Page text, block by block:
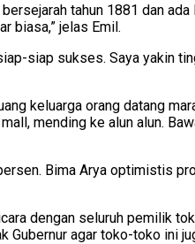
tahun 1881 dan
biasa,” jelas Emil.
siap sukses. Saya yakin
keluarga orang datang
mending ke alun alun.
Bima Arya optimistis
dengan seluruh pemilik
agar toko-toko ini